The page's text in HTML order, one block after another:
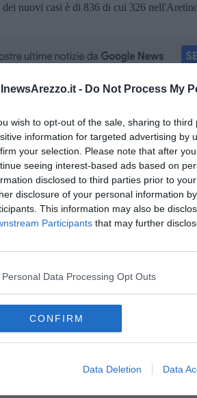
- Do Not Process My
wish to opt-out of the sale, sharing to
information for targeted advertising by
your selection. Please note that after
seeing interest-based ads based on
disclosed to third parties prior to
disclosure of your personal information
This information may also be
Participants that may further
Personal Data Processing Opt Outs
CONFIRM
Data Deletion Data
nuovi casi è di 836 di cui 326
Toscana iscriviti alla
nella tua casella di posta.
di Arezzo
CATEGORIE